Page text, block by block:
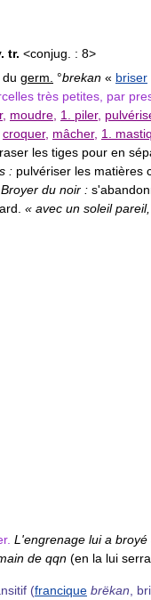
tr. <conjug. : 8>
du germ. °brekan « briser
très petites, par
, moudre 1. piler,
croquer, mâcher, 1.
les tiges pour en
: pulvériser les matières
Broyer du noir :
« avec un soleil
L'engrenage lui a broyé
de qqn (en la lui
(francique brëkan ,